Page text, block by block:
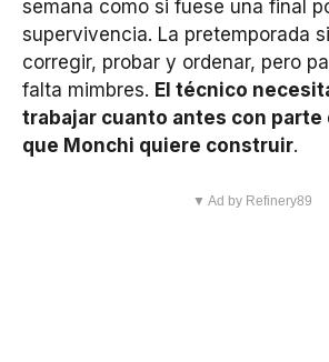
semana como si fuese una final
supervivencia. La pretemporada
corregir, probar y ordenar, pero
falta mimbres. El técnico
trabajar cuanto antes con parte
que Monchi quiere construir.
▼ Ad by Refinery89